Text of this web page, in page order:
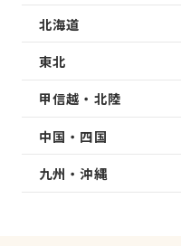
北海道
東北
甲信越・北陸
中国・四国
九州・沖縄